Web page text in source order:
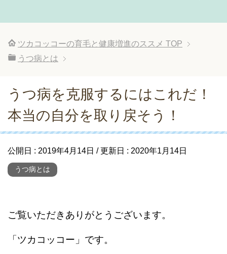
ツカコッコーの育毛と健康増進のススメ TOP
うつ病とは
うつ病を克服するにはこれだ！
本当の自分を取り戻そう！
公開日 : 2019年4月14日 / 更新日 : 2020年1月14日
うつ病とは
ご覧いただきありがとうございます。
「ツカコッコー」です。